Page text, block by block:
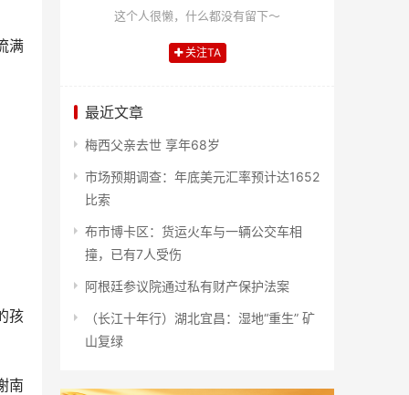
满
孩
南
这个人很懒，什么都没有留下～
关注TA
最近文章
梅西父亲去世 享年68岁
市场预期调查：年底美元汇率预计达1652
比索
布市博卡区：货运火车与一辆公交车相
撞，已有7人受伤
阿根廷参议院通过私有财产保护法案
（长江十年行）湖北宜昌：湿地“重生” 矿
山复绿